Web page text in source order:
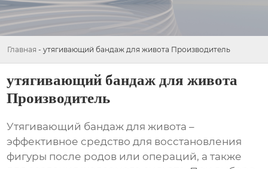
Главная - утягивающий бандаж для живота Производитель
утягивающий бандаж для живота
Производитель
Утягивающий бандаж для живота –
эффективное средство для восстановления
фигуры после родов или операций, а также